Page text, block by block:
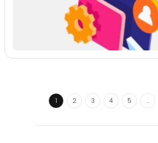
1 2 3 4 5 …